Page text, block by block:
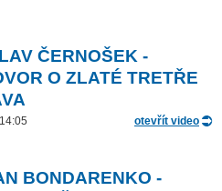
ČERNOŠEK -
O ZLATÉ TRETŘE
otevřít video
BONDARENKO -